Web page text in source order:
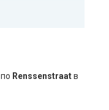
по Renssenstraatв